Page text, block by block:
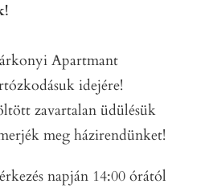
Apartmant
idejére!
zavartalan üdülésük
meg házirendünket!
napján 14:00 órától